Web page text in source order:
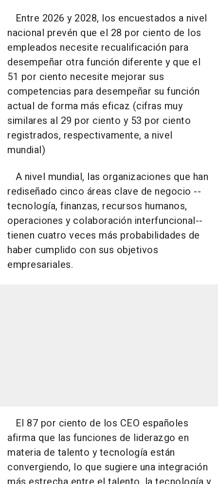
Entre 2026 y 2028, los encuestados a nivel
nacional prevén que el 28 por ciento de los
empleados necesite recualificación para
desempeñar otra función diferente y que el
51 por ciento necesite mejorar sus
competencias para desempeñar su función
actual de forma más eficaz (cifras muy
similares al 29 por ciento y 53 por ciento
registrados, respectivamente, a nivel
mundial)
A nivel mundial, las organizaciones que han
rediseñado cinco áreas clave de negocio --
tecnología, finanzas, recursos humanos,
operaciones y colaboración interfuncional--
tienen cuatro veces más probabilidades de
haber cumplido con sus objetivos
empresariales.
El 87 por ciento de los CEO españoles
afirma que las funciones de liderazgo en
materia de talento y tecnología están
convergiendo, lo que sugiere una integración